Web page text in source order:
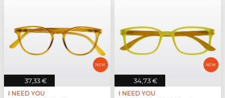
37,33 €
I NEED YOU
34,73 €
I NEED YOU